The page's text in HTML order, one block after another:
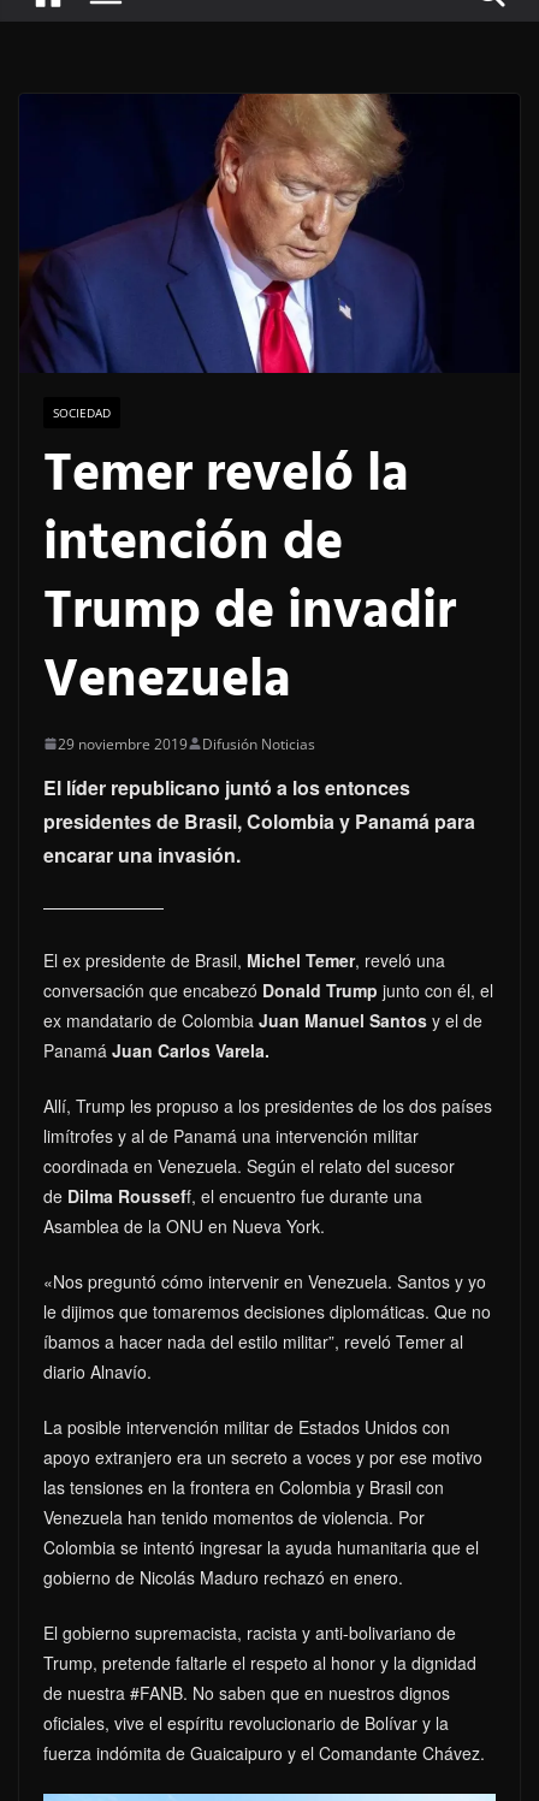
SOCIEDAD
Temer reveló la
intención de
Trump de invadir
Venezuela
29 noviembre 2019 Difusión Noticias
El líder republicano juntó a los entonces
presidentes de Brasil, Colombia y Panamá para
encarar una invasión.
El ex presidente de Brasil, Michel Temer, reveló una
conversación que encabezó Donald Trump junto con él, el
ex mandatario de Colombia Juan Manuel Santos y el de
Panamá Juan Carlos Varela.
Allí, Trump les propuso a los presidentes de los dos países
limítrofes y al de Panamá una intervención militar
coordinada en Venezuela. Según el relato del sucesor
de Dilma Rousseff, el encuentro fue durante una
Asamblea de la ONU en Nueva York.
«Nos preguntó cómo intervenir en Venezuela. Santos y yo
le dijimos que tomaremos decisiones diplomáticas. Que no
íbamos a hacer nada del estilo militar”, reveló Temer al
diario Alnavío.
La posible intervención militar de Estados Unidos con
apoyo extranjero era un secreto a voces y por ese motivo
las tensiones en la frontera en Colombia y Brasil con
Venezuela han tenido momentos de violencia. Por
Colombia se intentó ingresar la ayuda humanitaria que el
gobierno de Nicolás Maduro rechazó en enero.
El gobierno supremacista, racista y anti-bolivariano de
Trump, pretende faltarle el respeto al honor y la dignidad
de nuestra #FANB. No saben que en nuestros dignos
oficiales, vive el espíritu revolucionario de Bolívar y la
fuerza indómita de Guaicaipuro y el Comandante Chávez.